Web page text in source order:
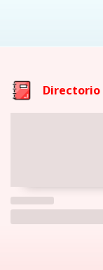
Directorio